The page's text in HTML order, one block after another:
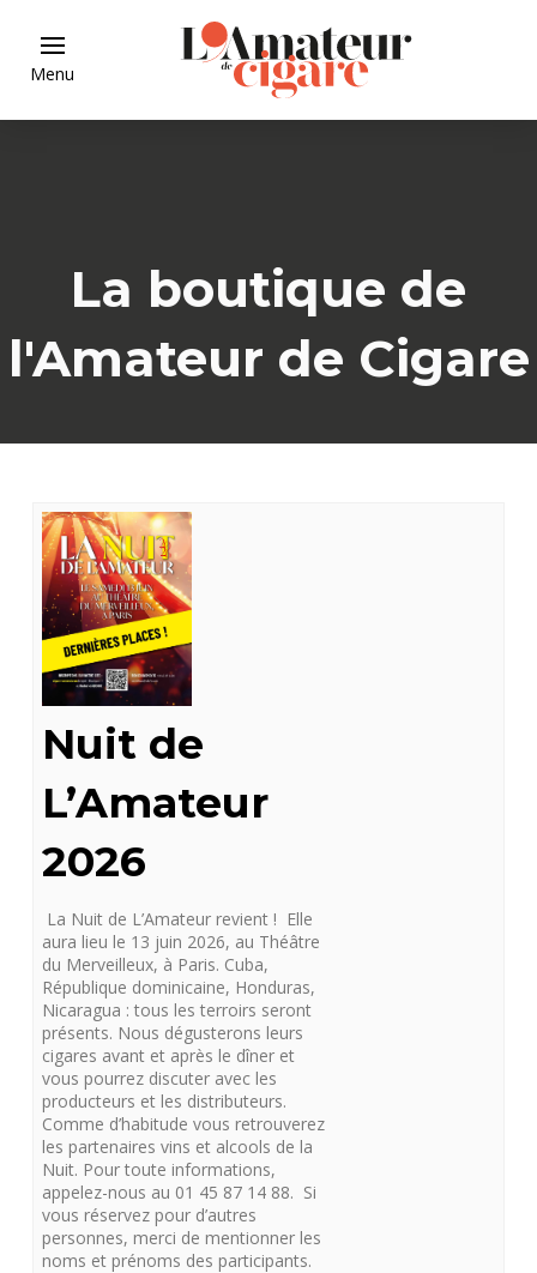
Menu
La boutique de
l'Amateur de Cigare
Nuit de
L’Amateur
2026
La Nuit de L’Amateur revient ! Elle
aura lieu le 13 juin 2026, au Théâtre
du Merveilleux, à Paris. Cuba,
République dominicaine, Honduras,
Nicaragua : tous les terroirs seront
présents. Nous dégusterons leurs
cigares avant et après le dîner et
vous pourrez discuter avec les
producteurs et les distributeurs.
Comme d’habitude vous retrouverez
les partenaires vins et alcools de la
Nuit. Pour toute informations,
appelez-nous au 01 45 87 14 88. Si
vous réservez pour d’autres
personnes, merci de mentionner les
noms et prénoms des participants.